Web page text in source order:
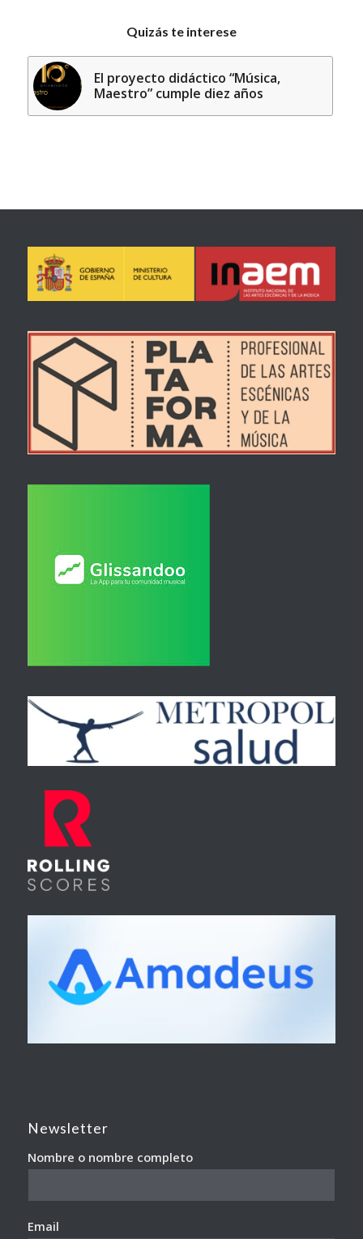
Quizás te interese
El proyecto didáctico “Música,
Maestro” cumple diez años
Newsletter
Nombre o nombre completo
Email